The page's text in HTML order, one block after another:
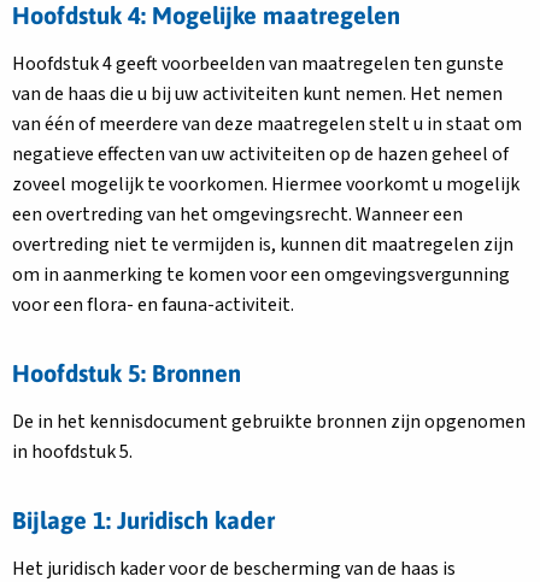
Hoofdstuk 4: Mogelijke maatregelen
Hoofdstuk 4 geeft voorbeelden van maatregelen ten gunste
van de haas die u bij uw activiteiten kunt nemen. Het nemen
van één of meerdere van deze maatregelen stelt u in staat om
negatieve effecten van uw activiteiten op de hazen geheel of
zoveel mogelijk te voorkomen. Hiermee voorkomt u mogelijk
een overtreding van het omgevingsrecht. Wanneer een
overtreding niet te vermijden is, kunnen dit maatregelen zijn
om in aanmerking te komen voor een omgevingsvergunning
voor een flora- en fauna-activiteit.
Hoofdstuk 5: Bronnen
De in het kennisdocument gebruikte bronnen zijn opgenomen
in hoofdstuk 5.
Bijlage 1: Juridisch kader
Het juridisch kader voor de bescherming van de haas is